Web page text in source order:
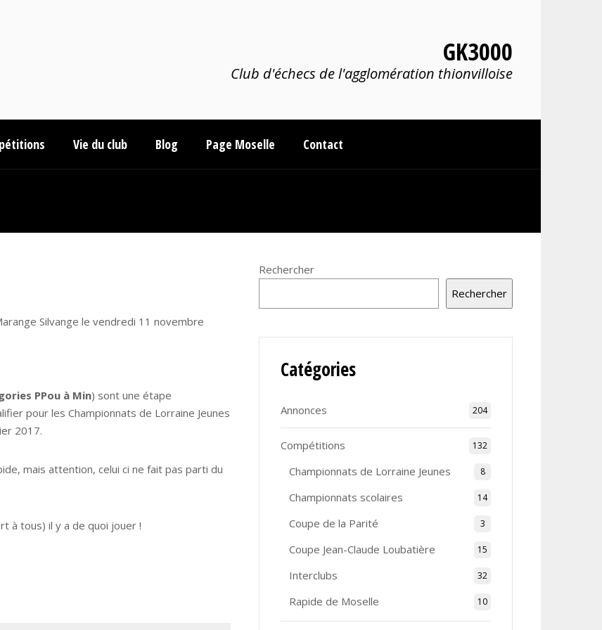
GK3000
Club d'échecs de l'agglomération thionvilloise
Vie du club Blog Page Moselle Contact
Silvange le vendredi 11 novembre
PPou à Min) sont une étape
pour les Championnats de Lorraine Jeunes
2017.
mais attention, celui ci ne fait pas parti du
à tous) il y a de quoi jouer !
Rechercher
Rechercher
Catégories
Annonces 204
Compétitions 132
Championnats de Lorraine Jeunes 8
Championnats scolaires 14
Coupe de la Parité 3
Coupe Jean-Claude Loubatière 15
Interclubs 32
Rapide de Moselle 10